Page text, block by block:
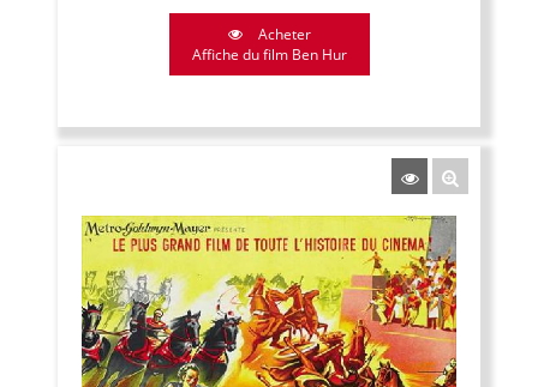
Acheter
Affiche du film Ben Hur